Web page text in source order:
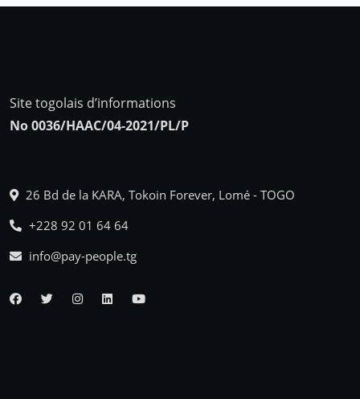
Site togolais d’informations
No 0036/HAAC/04-2021/PL/P
26 Bd de la KARA, Tokoin Forever, Lomé - TOGO
+228 92 01 64 64
info@pay-people.tg